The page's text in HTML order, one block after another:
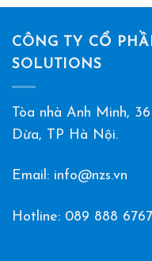
CÔNG TY CỔ
SOLUTIONS
Tòa nhà Anh Minh,
Dừa, TP Hà Nội.
Email: info@nzs.vn
Hotline: 089 888 6767